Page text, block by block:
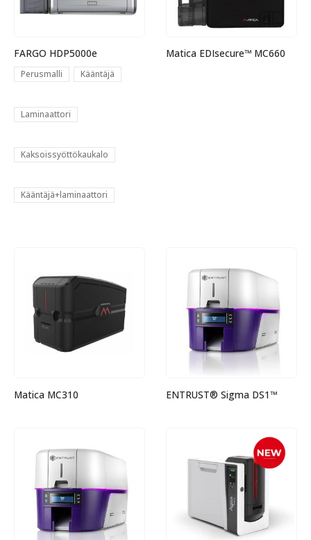
FARGO HDP5000e
Perusmalli Kääntäjä
Laminaattori
Kaksoissyöttökaukalo
Kääntäjä+laminaattori
Matica EDIsecure™ MC660
Matica MC310 ENTRUST® Sigma DS1™